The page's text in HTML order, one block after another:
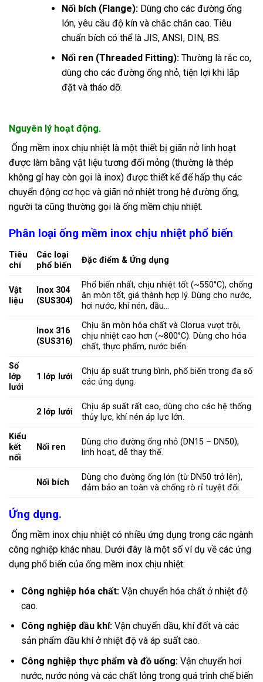
Nối bích (Flange):Dùng cho các đường ống
lớn, yêu cầu độ kín và chắc chắn cao. Tiêu
chuẩn bích có thể là JIS, ANSI, DIN, BS.
Nối ren (Threaded Fitting):Thường là rắc co,
dùng cho các đường ống nhỏ, tiện lợi khi lắp
đặt và tháo dỡ.
Nguyên lý hoạt động.
Ống mềm inox chịu nhiệt là một thiết bị giãn nở linh hoạt
được làm bằng vật liệu tương đối mỏng (thường là thép
không gỉ hay còn gọi là inox) được thiết kế để hấp thụ các
chuyển động cơ học và giãn nở nhiệt trong hệ đường ống,
người ta cũng thường gọi là ống mềm chịu nhiệt.
Phân loại ống mềm inox chịu nhiệt phổ biến
Tiêu
chí
Các loại
phổ biến
Đặc điểm & Ứng dụng
Vật
liệu
Inox 304
(SUS304)
Phổ biến nhất, chịu nhiệt tốt (~550°C), chống
ăn mòn tốt, giá thành hợp lý. Dùng cho nước,
hơi nước, khí nén, dầu…
Inox 316
(SUS316)
Chịu ăn mòn hóa chất và Clorua vượt trội,
chịu nhiệt cao hơn (~800°C). Dùng cho hóa
chất, thực phẩm, nước biển.
Số
lớp
lưới
1 lớp lưới
Chịu áp suất trung bình, phổ biến trong đa số
các ứng dụng.
2 lớp lưới
Chịu áp suất rất cao, dùng cho các hệ thống
thủy lực, khí nén áp lực lớn.
Kiểu
kết
nối
Nối ren
Dùng cho đường ống nhỏ (DN15 – DN50),
linh hoạt, dễ thay thế.
Nối bích
Dùng cho đường ống lớn (từ DN50 trở lên),
đảm bảo an toàn và chống rò rỉ tuyệt đối.
Ứng dụng.
Ống mềm inox chịu nhiệt có nhiều ứng dụng trong các ngành
công nghiệp khác nhau. Dưới đây là một số ví dụ về các ứng
dụng phổ biến của ống mềm inox chịu nhiệt:
Công nghiệp hóa chất:Vận chuyển hóa chất ở nhiệt độ
cao.
Công nghiệp dầu khí:Vận chuyển dầu, khí đốt và các
sản phẩm dầu khí ở nhiệt độ và áp suất cao.
Công nghiệp thực phẩm và đồ uống:Vận chuyển hơi
nước, nước nóng và các chất lỏng trong quá trình chế biến